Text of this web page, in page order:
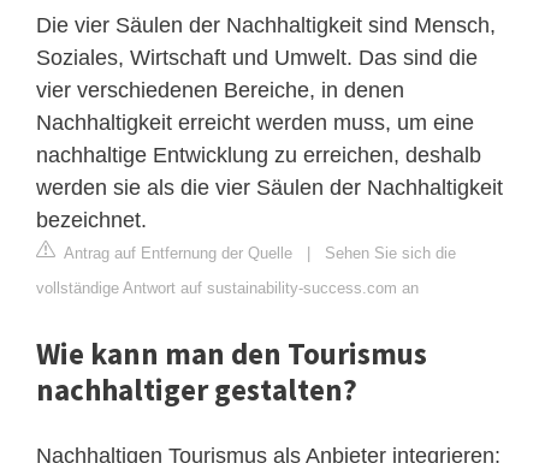
Die vier Säulen der Nachhaltigkeit sind Mensch,
Soziales, Wirtschaft und Umwelt. Das sind die
vier verschiedenen Bereiche, in denen
Nachhaltigkeit erreicht werden muss, um eine
nachhaltige Entwicklung zu erreichen, deshalb
werden sie als die vier Säulen der Nachhaltigkeit
bezeichnet.
Antrag auf Entfernung der Quelle | Sehen Sie sich die
vollständige Antwort auf sustainability-success.com an
Wie kann man den Tourismus
nachhaltiger gestalten?
Nachhaltigen Tourismus als Anbieter integrieren: